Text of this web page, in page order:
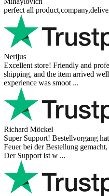
perfect all
Nerijus
Excellent store! Friendly and
shipping, and the item arrived
experience was smoot ...
Richard Möckel
Super Support! Bestellvorgang
Feuer bei der Bestellung
Der Support ist w ...